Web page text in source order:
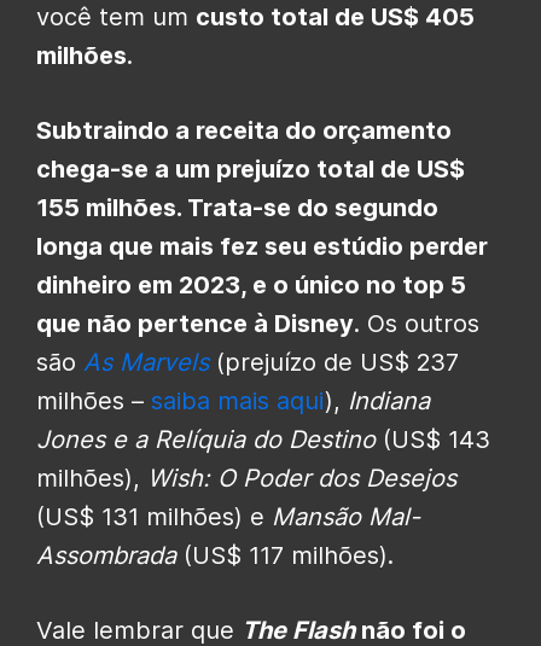
você tem um custo total de US$ 405
milhões.
Subtraindo a receita do orçamento
chega-se a um prejuízo total de US$
155 milhões. Trata-se do segundo
longa que mais fez seu estúdio perder
dinheiro em 2023, e o único no top 5
que não pertence à Disney. Os outros
são As Marvels(prejuízo de US$ 237
milhões – saiba mais aqui), Indiana
Jones e a Relíquia do Destino(US$ 143
milhões), Wish: O Poder dos Desejos
(US$ 131 milhões) e Mansão Mal-
Assombrada(US$ 117 milhões).
Vale lembrar que The Flashnão foi o